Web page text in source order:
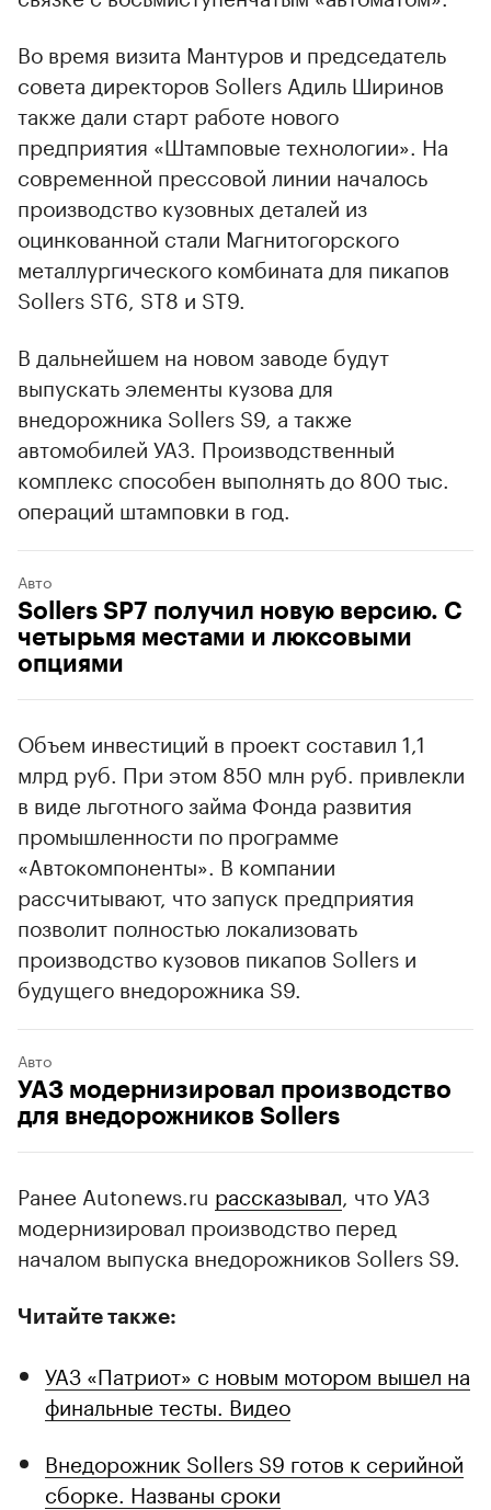
Во время визита Мантуров и председатель
совета директоров Sollers Адиль Ширинов
также дали старт работе нового
предприятия «Штамповые технологии». На
современной прессовой линии началось
производство кузовных деталей из
оцинкованной стали Магнитогорского
металлургического комбината для пикапов
Sollers ST6, ST8 и ST9.
В дальнейшем на новом заводе будут
выпускать элементы кузова для
внедорожника Sollers S9, а также
автомобилей УАЗ. Производственный
комплекс способен выполнять до 800 тыс.
операций штамповки в год.
Sollers SP7 получил новую версию. С
четырьмя местами и люксовыми
опциями
Авто
Объем инвестиций в проект составил 1,1
млрд руб. При этом 850 млн руб. привлекли
в виде льготного займа Фонда развития
промышленности по программе
«Автокомпоненты». В компании
рассчитывают, что запуск предприятия
позволит полностью локализовать
производство кузовов пикапов Sollers и
будущего внедорожника S9.
УАЗ модернизировал производство
для внедорожников Sollers
Авто
Ранее Autonews.ru рассказывал , что УАЗ
модернизировал производство перед
началом выпуска внедорожников Sollers S9.
Читайте также:
УАЗ «Патриот» с новым мотором вышел на
финальные тесты. Видео
Внедорожник Sollers S9 готов к серийной
сборке. Названы сроки